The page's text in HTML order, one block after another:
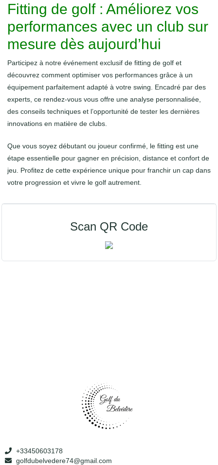
Fitting de golf : Améliorez vos
performances avec un club sur
mesure dès aujourd’hui
Participez à notre événement exclusif de fitting de golf et
découvrez comment optimiser vos performances grâce à un
équipement parfaitement adapté à votre swing. Encadré par des
experts, ce rendez-vous vous offre une analyse personnalisée,
des conseils techniques et l’opportunité de tester les dernières
innovations en matière de clubs.
Que vous soyez débutant ou joueur confirmé, le fitting est une
étape essentielle pour gagner en précision, distance et confort de
jeu. Profitez de cette expérience unique pour franchir un cap dans
votre progression et vivre le golf autrement.
Scan QR Code
+33450603178
golfdubelvedere74@gmail.com